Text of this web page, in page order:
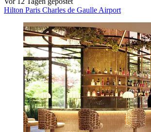
Hilton Paris Charles de Gaulle Airport